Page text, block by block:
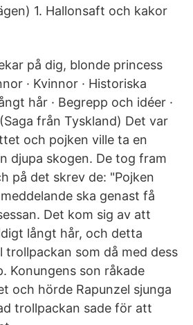
1. Hallonsaft och kakor
på dig, blonde princess
· Kvinnor · Historiska
hår · Begrepp och idéer ·
från Tyskland) Det var
och pojken ville ta en
djupa skogen. De tog fram
på det skrev de: "Pojken
ska genast få
Det kom sig av att
långt hår, och detta
trollpackan som då med dess
Konungens son råkade
och hörde Rapunzel sjunga
trollpackan sade för att